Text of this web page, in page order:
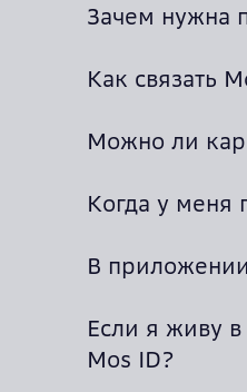
Зачем нужна
Как связать
Можно ли
Когда у меня
В
Если я живу
Mos ID?